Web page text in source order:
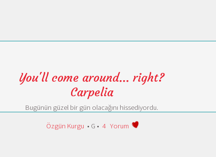
You'll come around... right?
Carpelia
Bugünün güzel bir gün olacağını hissediyordu.
Özgün Kurgu • G • 4 Yorum